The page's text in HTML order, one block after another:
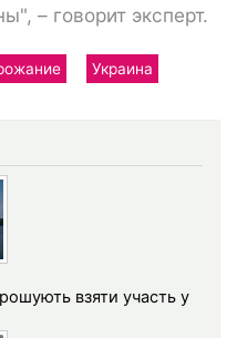
– говорит эксперт.
Украина
взяти участь у